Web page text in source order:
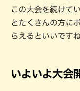
この大会を続けて
とたくさんの方に
らえるといいです
いよいよ大会